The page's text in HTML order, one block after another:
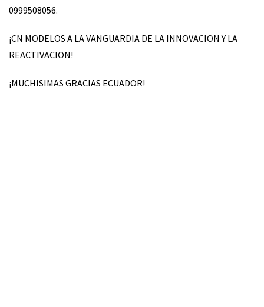
0999508056.
¡CN MODELOS A LA VANGUARDIA DE LA INNOVACION Y LA
REACTIVACION!
¡MUCHISIMAS GRACIAS ECUADOR!